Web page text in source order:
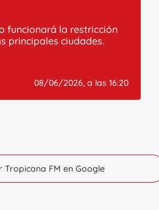
funcionará la restricción
principales ciudades.
08/06/2026, a las 16:20
Tropicana FM en Google